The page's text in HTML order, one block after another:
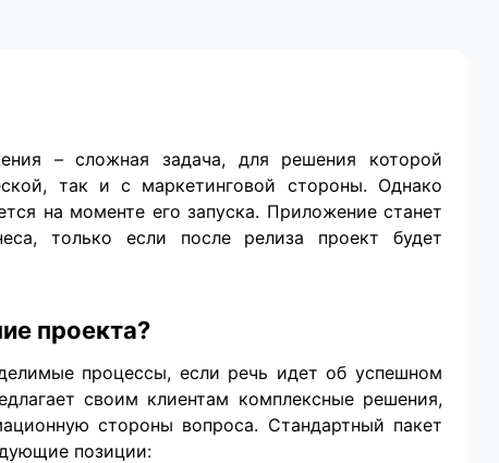
– сложная задача, для решения которой
так и с маркетинговой стороны. Однако
на моменте его запуска. Приложение станет
только если после релиза проект будет
проекта?
процессы, если речь идет об успешном
своим клиентам комплексные решения,
стороны вопроса. Стандартный пакет
позиции: